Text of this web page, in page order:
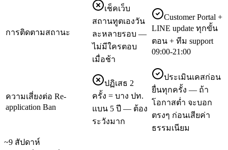
การติดตามสถานะ
เช็คเว็บ
สถานทูตเองวัน
ละหลายรอบ —
ไม่มีใครตอบ
เมื่อช้า
Customer Portal +
LINE update ทุกขั้น
ตอน + ทีม support
09:00-21:00
ความเสี่ยงต่อ Re-
application Ban
ปฏิเสธ 2
ครั้ง = บาง ปท.
แบน 5 ปี — ต้อง
ระวังมาก
ประเมินเคสก่อน
ยื่นทุกครั้ง — ถ้า
โอกาสต่ำ จะบอก
ตรงๆ ก่อนเสียค่า
ธรรมเนียม
~9 สัปดาห์